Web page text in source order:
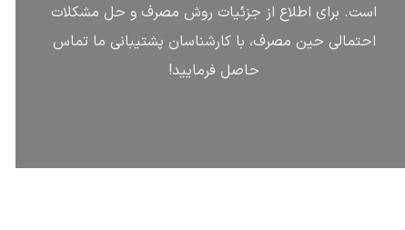
است. برای اطلاع از جزئیات روش مصرف و حل مشکلات
احتمالی حین مصرف، با کارشناسان پشتیبانی ما تماس
حاصل فرمایید!